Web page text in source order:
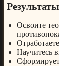
Освоите
Научитесь